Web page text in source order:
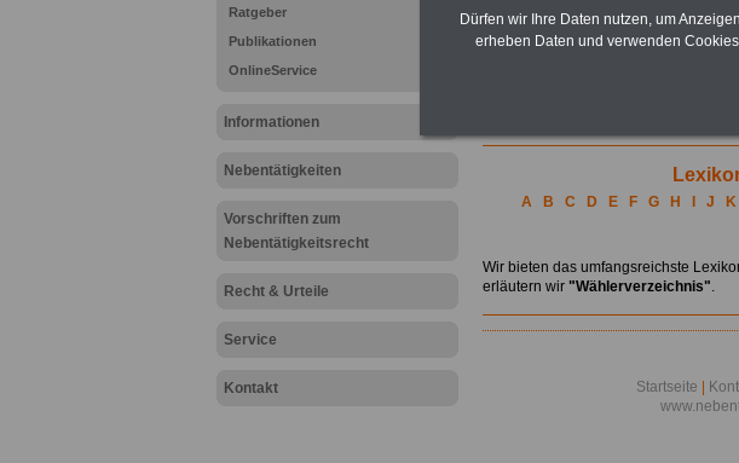
Ratgeber
Publikationen
OnlineService
Informationen
Nebentätigkeiten
Vorschriften zum
Nebentätigkeitsrecht
Recht & Urteile
Service
Kontakt
Eine wichtige Hilfestellung bieten die
beispielsweise Bücher zu folgenden
A B C D E F G H J K
Wir bieten das umfangsreichste
erläutern wir "Wählerverzeichnis".
Startseite
Dürfen wir Ihre Daten nutzen, um
erheben Daten und verwenden